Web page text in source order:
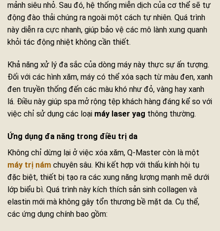
mảnh siêu nhỏ. Sau đó, hệ thống miễn dịch của cơ thể sẽ tự
động đào thải chúng ra ngoài một cách tự nhiên. Quá trình
này diễn ra cực nhanh, giúp bảo vệ các mô lành xung quanh
khỏi tác động nhiệt không cần thiết.
Khả năng xử lý đa sắc của dòng máy này thực sự ấn tượng.
Đối với các hình xăm, máy có thể xóa sạch từ màu đen, xanh
đen truyền thống đến các màu khó như đỏ, vàng hay xanh
lá. Điều này giúp spa mở rộng tệp khách hàng đáng kể so với
việc chỉ sử dụng các loại máy laser yag thông thường.
Ứng dụng đa năng trong điều trị da
Không chỉ dừng lại ở việc xóa xăm, Q-Master còn là một
máy trị nám chuyên sâu. Khi kết hợp với thấu kính hội tụ
đặc biệt, thiết bị tạo ra các xung năng lượng mạnh mẽ dưới
lớp biểu bì. Quá trình này kích thích sản sinh collagen và
elastin mới mà không gây tổn thương bề mặt da. Cụ thể,
các ứng dụng chính bao gồm: